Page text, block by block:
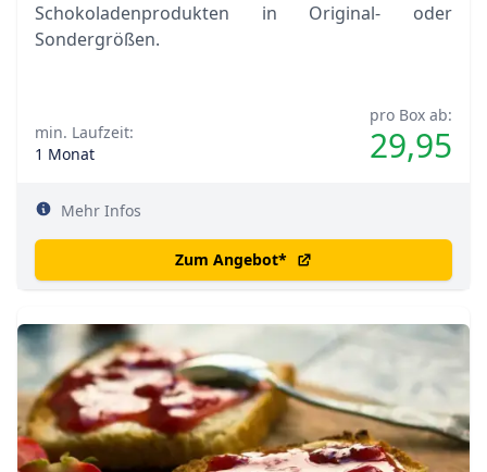
Schokoladenprodukten in Original- oder
Sondergrößen.
pro Box ab:
29,95
min. Laufzeit:
1 Monat
Mehr Infos
Zum Angebot*